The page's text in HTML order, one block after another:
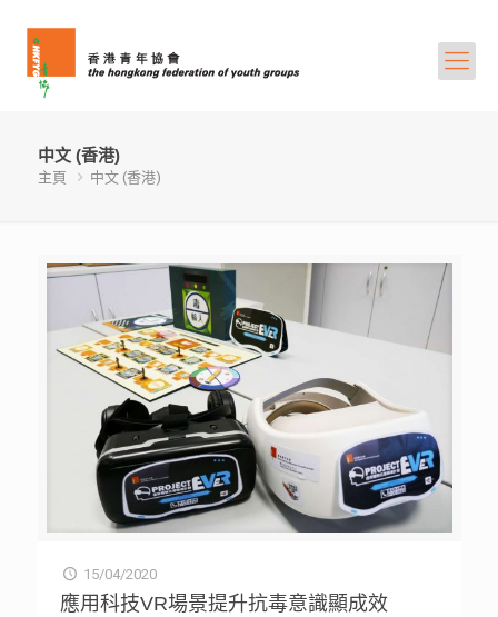
中文 (香港)
主頁 中文 (香港)
15/04/2020
應用科技VR場景提升抗毒意識顯成效